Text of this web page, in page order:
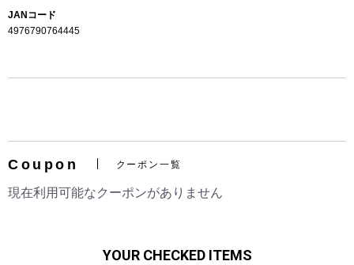
JANコード
4976790764445
Coupon クーポン一覧
現在利用可能なクーポンがありません
YOUR CHECKED ITEMS